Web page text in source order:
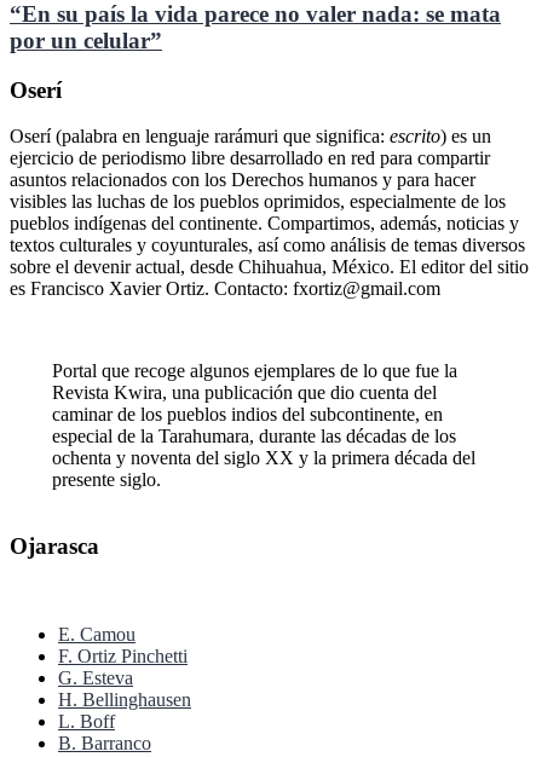
“En su país la vida parece no valer nada: se mata
por un celular”
Oserí
Oserí (palabra en lenguaje rarámuri que significa: escrito) es un
ejercicio de periodismo libre desarrollado en red para compartir
asuntos relacionados con los Derechos humanos y para hacer
visibles las luchas de los pueblos oprimidos, especialmente de los
pueblos indígenas del continente. Compartimos, además, noticias y
textos culturales y coyunturales, así como análisis de temas diversos
sobre el devenir actual, desde Chihuahua, México. El editor del sitio
es Francisco Xavier Ortiz. Contacto: fxortiz@gmail.com
Portal que recoge algunos ejemplares de lo que fue la
Revista Kwira, una publicación que dio cuenta del
caminar de los pueblos indios del subcontinente, en
especial de la Tarahumara, durante las décadas de los
ochenta y noventa del siglo XX y la primera década del
presente siglo.
Ojarasca
E. Camou
F. Ortiz Pinchetti
G. Esteva
H. Bellinghausen
L. Boff
B. Barranco